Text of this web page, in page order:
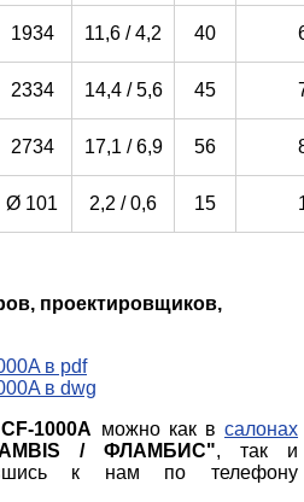
1934 11,6 / 4,2 40
2334 14,4 / 5,6 45
2734 17,1 / 6,9 56
Ø 101 2,2 / 0,6 15
проектировщиков,
в pdf
в dwg
CF-1000A можно как всалонах
/ ФЛАМБИС", так и
к нам по телефону